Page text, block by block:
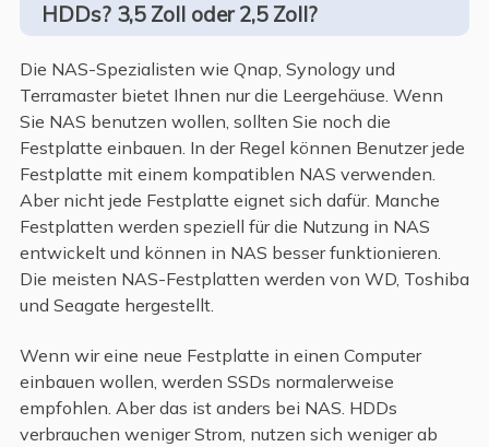
HDDs? 3,5 Zoll oder 2,5 Zoll?
Die NAS-Spezialisten wie Qnap, Synology und
Terramaster bietet Ihnen nur die Leergehäuse. Wenn
Sie NAS benutzen wollen, sollten Sie noch die
Festplatte einbauen. In der Regel können Benutzer jede
Festplatte mit einem kompatiblen NAS verwenden.
Aber nicht jede Festplatte eignet sich dafür. Manche
Festplatten werden speziell für die Nutzung in NAS
entwickelt und können in NAS besser funktionieren.
Die meisten NAS-Festplatten werden von WD, Toshiba
und Seagate hergestellt.
Wenn wir eine neue Festplatte in einen Computer
einbauen wollen, werden SSDs normalerweise
empfohlen. Aber das ist anders bei NAS. HDDs
verbrauchen weniger Strom, nutzen sich weniger ab